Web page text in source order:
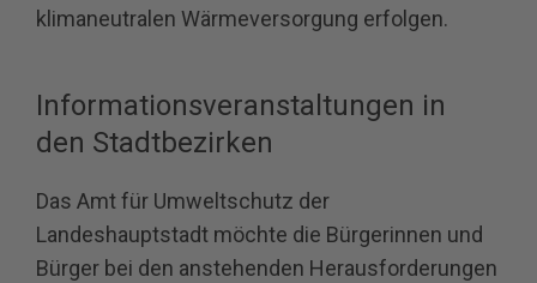
klimaneutralen Wärmeversorgung erfolgen.
Informationsveranstaltungen in
den Stadtbezirken
Das Amt für Umweltschutz der
Landeshauptstadt möchte die Bürgerinnen und
Bürger bei den anstehenden Herausforderungen